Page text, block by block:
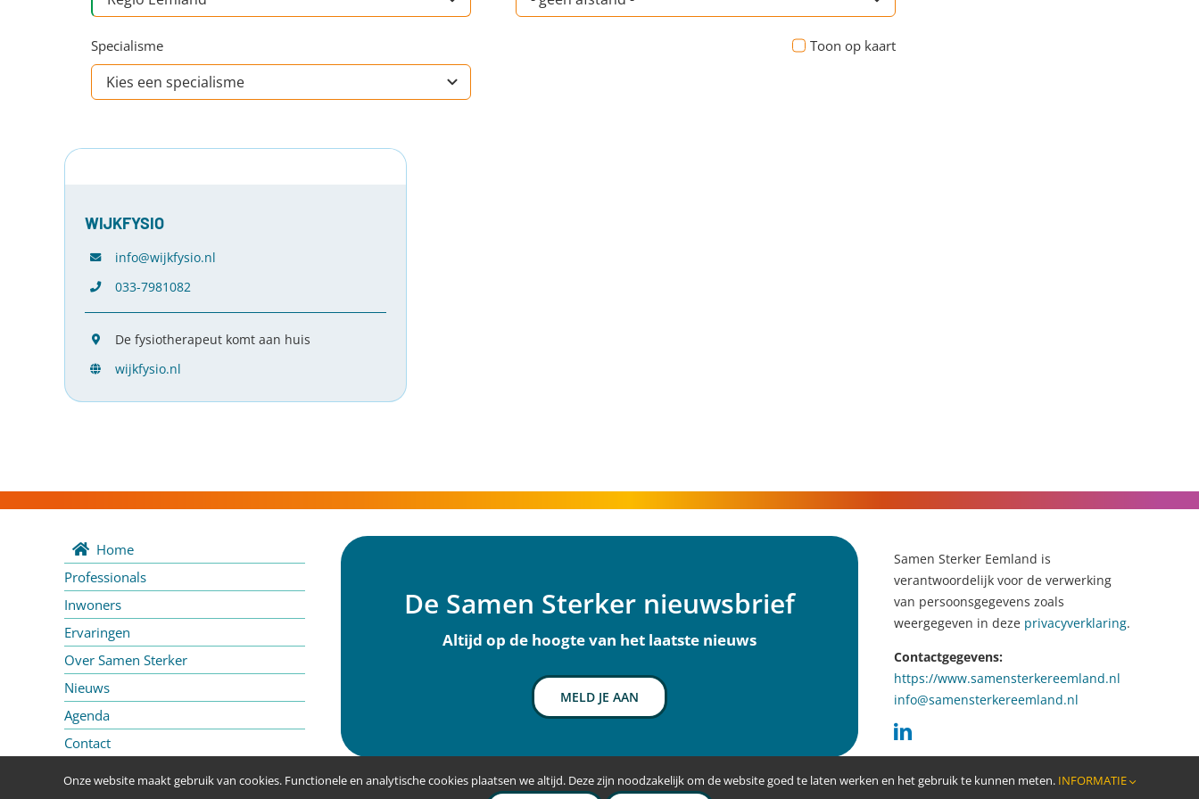
Specialisme Toon op kaart
WIJKFYSIO
info@wijkfysio.nl
033-7981082
De fysiotherapeut komt aan huis
wijkfysio.nl
Home
Professionals
Inwoners
Ervaringen
Over Samen Sterker
Nieuws
Agenda
Contact
De Samen Sterker nieuwsbrief
Altijd op de hoogte van het laatste nieuws
MELD JE AAN
Samen Sterker Eemland is
verantwoordelijk voor de verwerking
van persoonsgegevens zoals
weergegeven in deze privacyverklaring.
Contactgegevens:
https://www.samensterkereemland.nl
info@samensterkereemland.nl
Onze website maakt gebruik van cookies. Functionele en analytische cookies plaatsen we altijd. Deze zijn noodzakelijk om de website goed te laten werken en het gebruik te kunnen meten. INFORMATIE